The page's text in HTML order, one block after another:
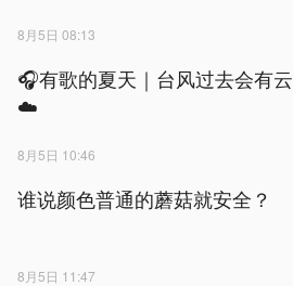
8月5日 08:13
🎧有歌的夏天｜台风过去会有云
☁️
8月5日 10:46
谁说颜色普通的蘑菇就安全？
8月5日 11:47